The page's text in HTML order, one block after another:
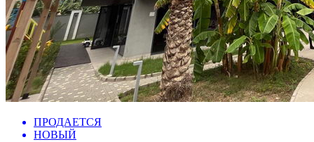
ПРОДАЕТСЯ
НОВЫЙ